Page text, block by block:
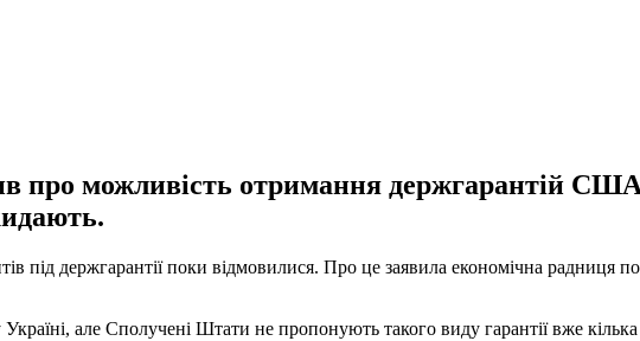
про можливість отримання держгарантій США
під держгарантії поки відмовилися. Про це заявила економічна радниця
але Сполучені Штати не пропонують такого виду гарантії вже